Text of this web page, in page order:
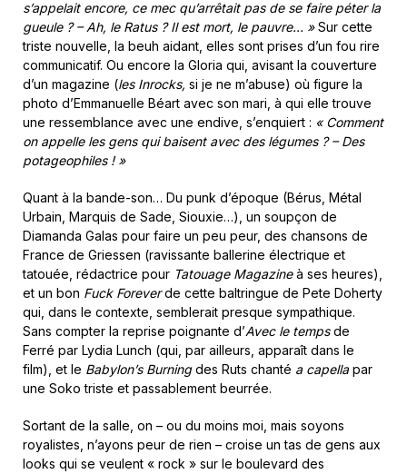
s’appelait encore, ce mec qu’arrêtait pas de se faire péter la
gueule ? – Ah, le Ratus ? Il est mort, le pauvre… »Sur cette
triste nouvelle, la beuh aidant, elles sont prises d’un fou rire
communicatif. Ou encore la Gloria qui, avisant la couverture
d’un magazine (les Inrocks, si je ne m’abuse) où figure la
photo d’Emmanuelle Béart avec son mari, à qui elle trouve
une ressemblance avec une endive, s’enquiert : « Comment
on appelle les gens qui baisent avec des légumes ? – Des
potageophiles ! »
Quant à la bande-son… Du punk d’époque (Bérus, Métal
Urbain, Marquis de Sade, Siouxie…), un soupçon de
Diamanda Galas pour faire un peu peur, des chansons de
France de Griessen (ravissante ballerine électrique et
tatouée, rédactrice pour Tatouage Magazineà ses heures),
et un bon Fuck Foreverde cette baltringue de Pete Doherty
qui, dans le contexte, semblerait presque sympathique.
Sans compter la reprise poignante d’Avec le tempsde
Ferré par Lydia Lunch (qui, par ailleurs, apparaît dans le
film), et le Babylon’s Burningdes Ruts chanté a capellapar
une Soko triste et passablement beurrée.
Sortant de la salle, on – ou du moins moi, mais soyons
royalistes, n’ayons peur de rien – croise un tas de gens aux
looks qui se veulent « rock » sur le boulevard des